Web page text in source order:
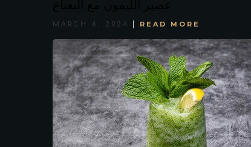
MARCH 4, 2024 READ MORE